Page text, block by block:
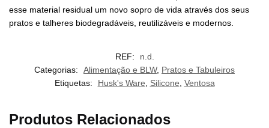
esse material residual um novo sopro de vida através dos seus
pratos e talheres biodegradáveis, reutilizáveis ​​e modernos.
REF:
n.d.
Categorias:
Alimentação e BLW, Pratos e Tabuleiros
Etiquetas:
Husk's Ware Silicone Ventosa
Produtos Relacionados